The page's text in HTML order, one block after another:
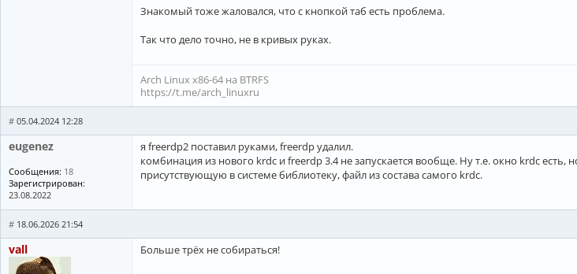
Знакомый тоже жаловался, что с кнопкой таб есть проблема.
Так что дело точно, не в кривых руках.
Arch Linux x86-64 на BTRFS
https://t.me/arch_linuxru
eugenez
Сообщения: 18
Зарегистрирован:
23.08.2022
# 05.04.2024 12:28
я freerdp2 поставил руками, freerdp удалил.
комбинация из нового krdc и freerdp 3.4 не запускается вообще. Ну т.е. окно krdc есть,
присутствующую в системе библиотеку, файл из состава самого krdc.
vall
# 18.06.2026 21:54
Больше трёх не собираться!